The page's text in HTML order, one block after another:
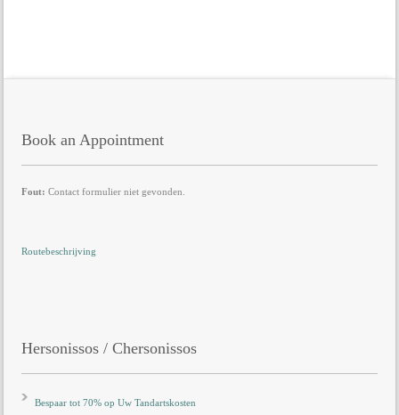
Book an Appointment
Fout: Contact formulier niet gevonden.
Routebeschrijving
Hersonissos / Chersonissos
Bespaar tot 70% op Uw Tandartskosten